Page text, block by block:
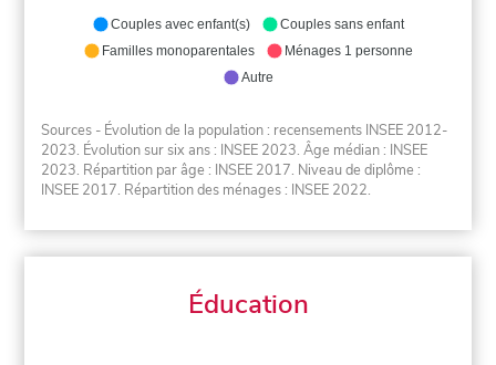
Couples avec enfant(s)
Couples sans enfant
Familles monoparentales
Ménages 1 personne
Autre
Sources - Évolution de la population : recensements INSEE 2012-
2023. Évolution sur six ans : INSEE 2023. Âge médian : INSEE
2023. Répartition par âge : INSEE 2017. Niveau de diplôme :
INSEE 2017. Répartition des ménages : INSEE 2022.
Éducation